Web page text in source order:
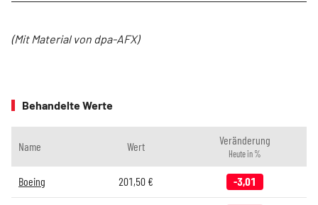
(Mit Material von dpa-AFX)
Behandelte Werte
Name Wert Veränderung
Heute in %
Boeing 201,50 € -3,01